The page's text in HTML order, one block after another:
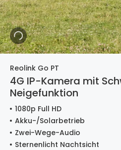
Reolink Go PT
4G IP-Kamera mit
Neigefunktion
1080p Full HD
Akku-/Solarbetrieb
Zwei-Wege-Audio
Sternenlicht Nachtsicht